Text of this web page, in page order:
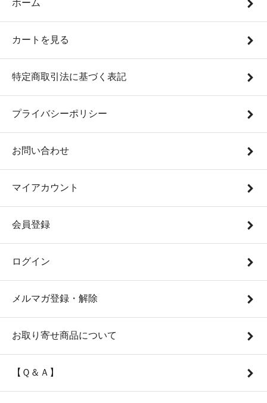
ホーム
カートを見る
特定商取引法に基づく表記
プライバシーポリシー
お問い合わせ
マイアカウント
会員登録
ログイン
メルマガ登録・解除
お取り寄せ商品について
【Ｑ＆Ａ】